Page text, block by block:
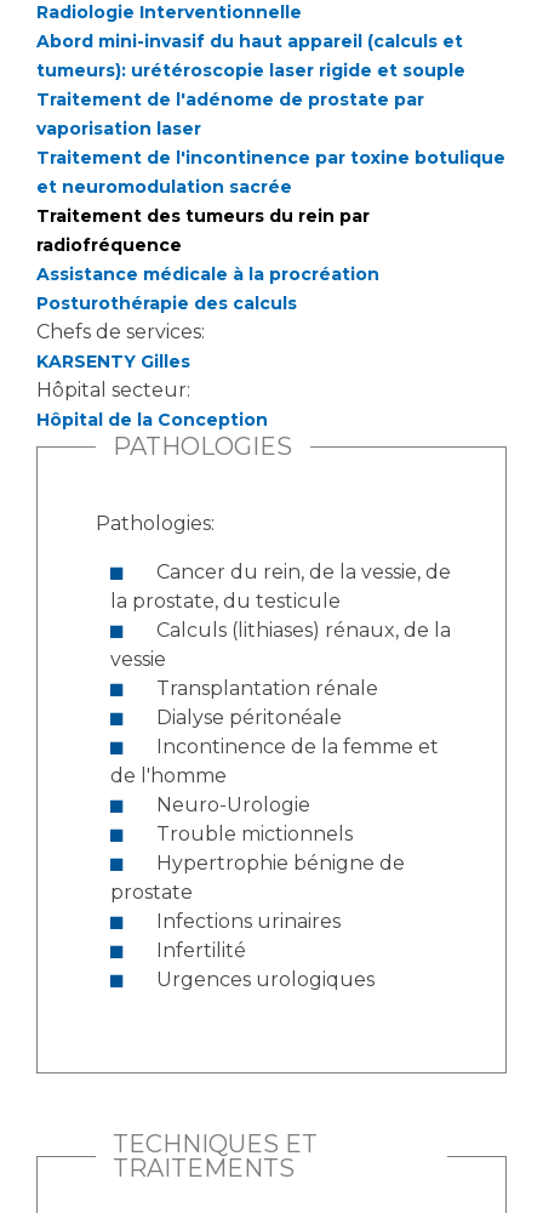
Radiologie Interventionnelle
Abord mini-invasif du haut appareil (calculs et
tumeurs): urétéroscopie laser rigide et souple
Traitement de l'adénome de prostate par
vaporisation laser
Traitement de l'incontinence par toxine botulique
et neuromodulation sacrée
Traitement des tumeurs du rein par
radiofréquence
Assistance médicale à la procréation
Posturothérapie des calculs
Chefs de services:
KARSENTY Gilles
Hôpital secteur:
Hôpital de la Conception
PATHOLOGIES
Pathologies:
la prostate, du testicule
vessie
Transplantation rénale
Dialyse péritonéale
de l'homme
Neuro-Urologie
Trouble mictionnels
prostate
Infections urinaires
Infertilité
Urgences urologiques
TECHNIQUES ET
TRAITEMENTS